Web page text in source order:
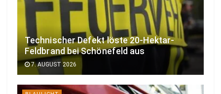
Technischer Defekt löste 20-Hektar-
Feldbrand bei Schönefeld aus
7. AUGUST 2026